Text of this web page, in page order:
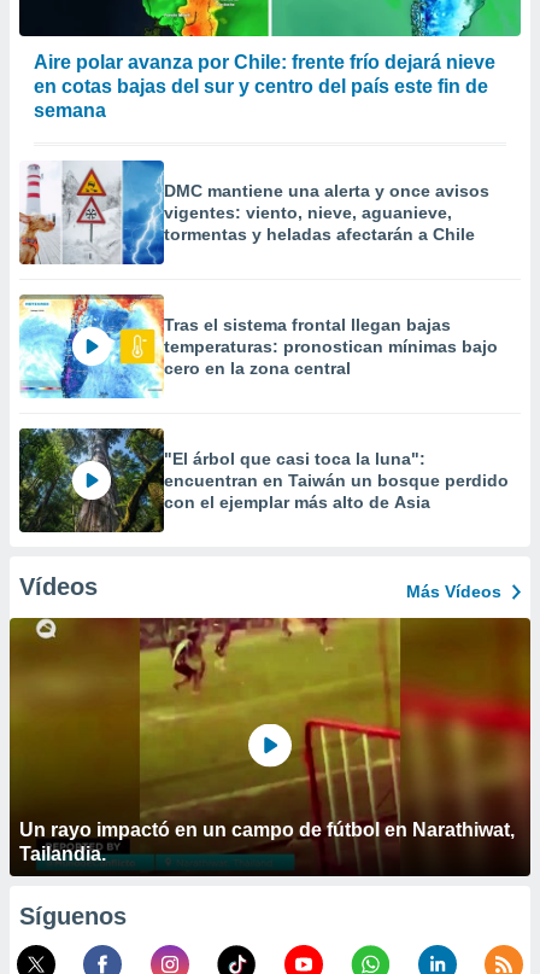
Aire polar avanza por Chile: frente frío dejará nieve
en cotas bajas del sur y centro del país este fin de
semana
DMC mantiene una alerta y once avisos
vigentes: viento, nieve, aguanieve,
tormentas y heladas afectarán a Chile
Tras el sistema frontal llegan bajas
temperaturas: pronostican mínimas bajo
cero en la zona central
"El árbol que casi toca la luna":
encuentran en Taiwán un bosque perdido
con el ejemplar más alto de Asia
Vídeos Más Vídeos
Un rayo impactó en un campo de fútbol en Narathiwat,
Tailandia.
Síguenos